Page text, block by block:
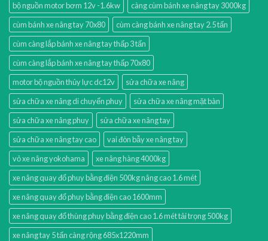
bộ nguồn motor bơm 12v -1.6kw
càng cùm bánh xe nâng tay 3000kg
cùm bánh xe nâng tay 70x80
cùm càng bánh xe nâng tay 2.5 tấn
cùm càng lắp bánh xe nâng tay thấp 3 tấn
cùm càng lắp bánh xe nâng tay thấp 70x80
motor bộ nguồn thủy lực dc12v
sửa chữa xe nâng
sửa chữa xe nâng di chuyển phuy
sửa chữa xe nâng mặt bàn
sửa chữa xe nâng phuy
sửa chữa xe nâng tay
sửa chữa xe nâng tay cao
vai đòn bẫy xe nâng tay
vỏ xe nâng yokohama
xe nâng hàng 4000kg
xe nâng quay đổ phuy bằng điện 500kg nâng cao 1.6 mét
xe nâng quay đổ phuy bằng điện cao 1600mm
xe nâng quay đổ thùng phuy bằng điện cao 1.6 mét tải trọng 500kg
xe nâng tay 5 tấn càng rộng 685x1220mm